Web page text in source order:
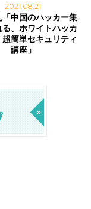
2021.08.21
「中国のハッカー集
る、ホワイトハッカ
超簡単セキュリティ
講座」